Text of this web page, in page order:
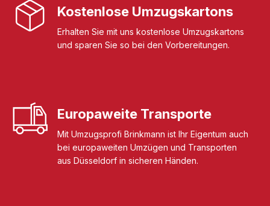
Kostenlose Umzugskartons
Erhalten Sie mit uns kostenlose Umzugskartons
und sparen Sie so bei den Vorbereitungen.
Europaweite Transporte
Mit Umzugsprofi Brinkmann ist Ihr Eigentum auch
bei europaweiten Umzügen und Transporten
aus Düsseldorf in sicheren Händen.